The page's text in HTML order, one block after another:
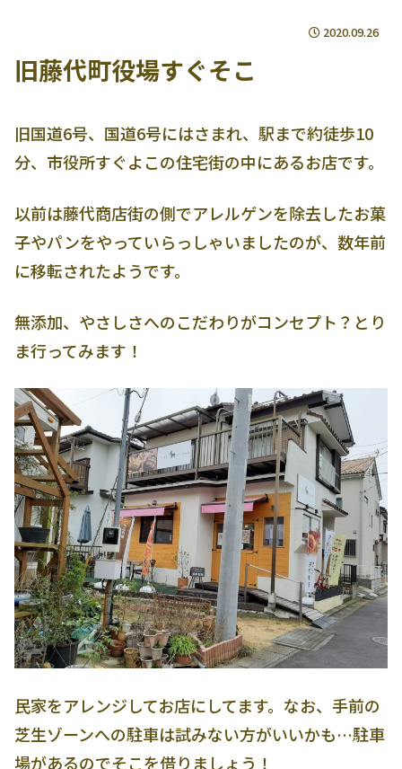
2020.09.26
旧藤代町役場すぐそこ
旧国道6号、国道6号にはさまれ、駅まで約徒歩10
分、市役所すぐよこの住宅街の中にあるお店です。
以前は藤代商店街の側でアレルゲンを除去したお菓
子やパンをやっていらっしゃいましたのが、数年前
に移転されたようです。
無添加、やさしさへのこだわりがコンセプト？とり
ま行ってみます！
民家をアレンジしてお店にしてます。なお、手前の
芝生ゾーンへの駐車は試みない方がいいかも…駐車
場があるのでそこを借りましょう！